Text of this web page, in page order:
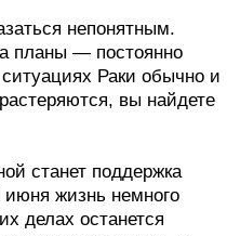
непонятным.
планы — постоянно
Раки обычно и
вы найдете
станет поддержка
июня жизнь немного
делах останется